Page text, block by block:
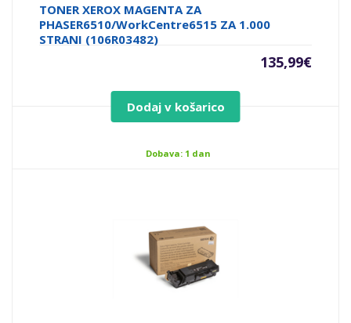
TONER XEROX MAGENTA ZA
PHASER6510/WorkCentre6515 ZA 1.000
STRANI (106R03482)
135,99€
Dodaj v košarico
Dobava: 1 dan